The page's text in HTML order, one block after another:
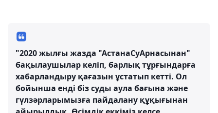
"2020 жылғы жазда "АстанаСуАрнасынан"
бақылаушылар келіп, барлық тұрғындарға
хабарландыру қағазын ұстатып кетті. Ол
бойынша енді біз суды аула бағына және
гүлзәрларымызға пайдалану құқығынан